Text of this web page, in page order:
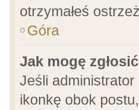
otrzymałeś
Góra
Jak mogę
Jeśli administrator
ikonkę obok